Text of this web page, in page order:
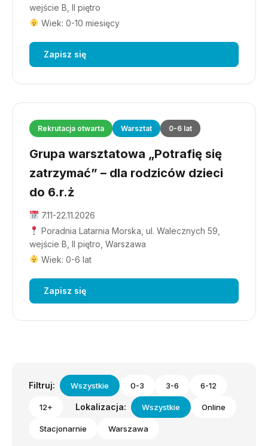
wejście B, II piętro
Wiek: 0-10 miesięcy
Zapisz się
Rekrutacja otwarta Warsztat 0-6 lat
Grupa warsztatowa „Potrafię się
zatrzymać” – dla rodziców dzieci
do 6.r.ż
7.11-22.11.2026
Poradnia Latarnia Morska, ul. Walecznych 59,
wejście B, II piętro, Warszawa
Wiek: 0-6 lat
Zapisz się
Filtruj: Wszystkie 0-3 3-6 6-12
12+ Lokalizacja: Wszystkie Online
Stacjonarnie Warszawa